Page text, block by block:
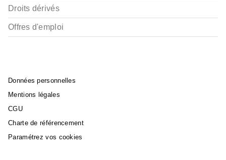
Droits dérivés
Offres d'emploi
Données personnelles
Mentions légales
CGU
Charte de référencement
Paramétrez vos cookies